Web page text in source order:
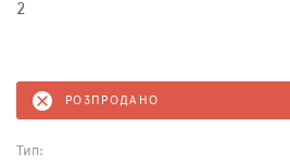
2
РОЗПРОДАНО
Тип: